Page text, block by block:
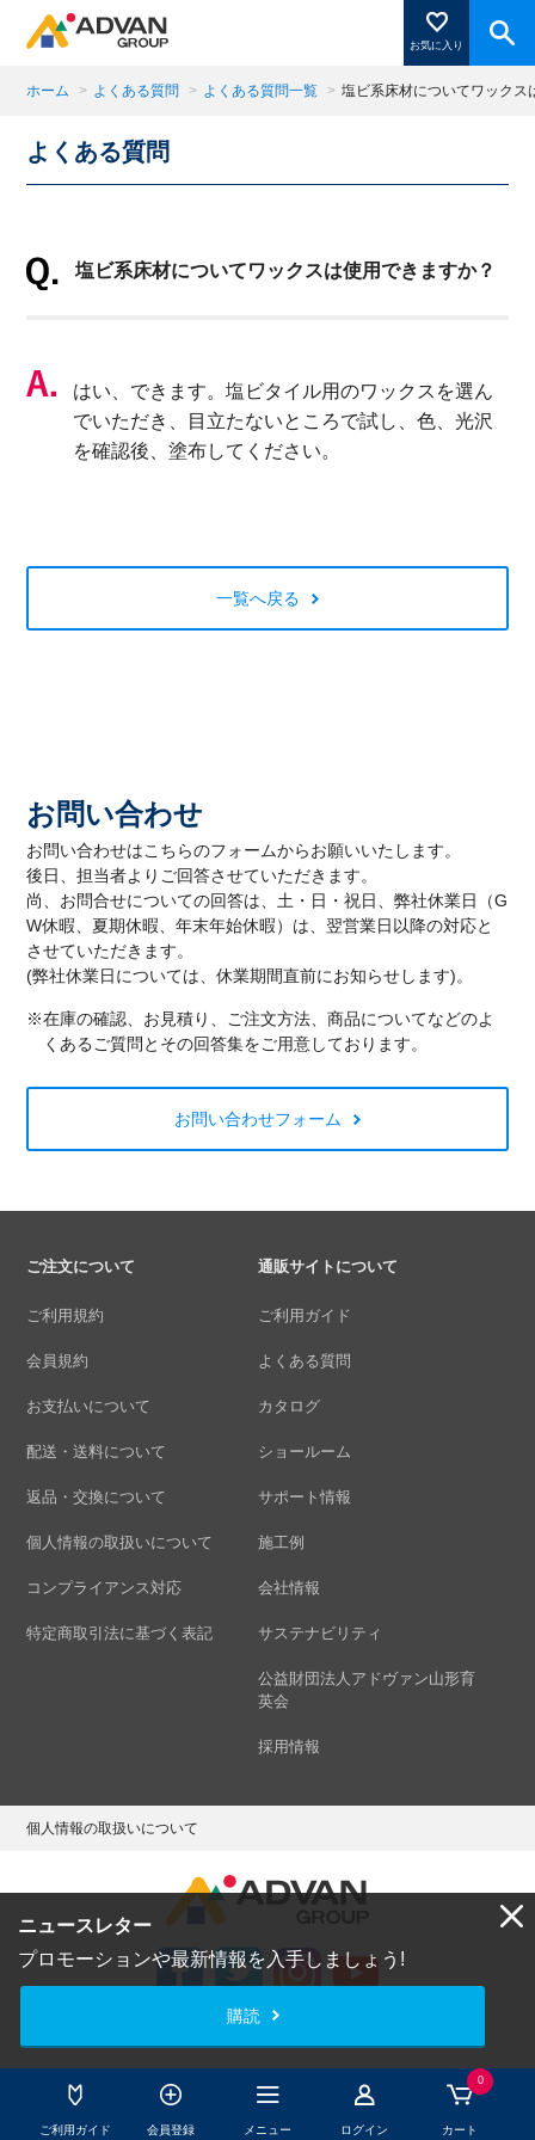
お気に入り
ご利用ガイド 会員登録 メニュー ログイン
0
カート
商品ページにある「お気に入り登録」を押すと登録した
商品がここに表示されます。
ニュースレター
プロモーションや最新情報を入手しましょう!
購読
ホーム > よくある質問 > よくある質問一覧 > 塩ビ系床材についてワックス
よくある質問
塩ビ系床材についてワックスは使用できますか？
はい、できます。塩ビタイル用のワックスを選ん
でいただき、目立たないところで試し、色、光沢
を確認後、塗布してください。
一覧へ戻る
お問い合わせ
お問い合わせはこちらのフォームからお願いいたします。
後日、担当者よりご回答させていただきます。
尚、お問合せについての回答は、土・日・祝日、弊社休業日（G
W休暇、夏期休暇、年末年始休暇）は、翌営業日以降の対応と
させていただきます。
(弊社休業日については、休業期間直前にお知らせします)。
※在庫の確認、お見積り、ご注文方法、商品についてなどのよ
くあるご質問とその回答集をご用意しております。
お問い合わせフォーム
ご注文について
ご利用規約
会員規約
お支払いについて
配送・送料について
返品・交換について
個人情報の取扱いについて
コンプライアンス対応
特定商取引法に基づく表記
通販サイトについて
ご利用ガイド
よくある質問
カタログ
ショールーム
サポート情報
施工例
会社情報
サステナビリティ
公益財団法人アドヴァン山形育
英会
採用情報
個人情報の取扱いについて